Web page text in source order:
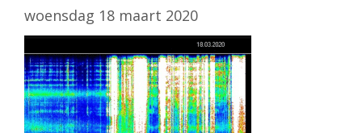
woensdag 18 maart 2020